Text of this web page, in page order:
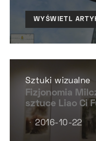
WYŚWIETL
Sztuki wizualne
Fizjonomia
sztuce Liao Ci
2016-10-22